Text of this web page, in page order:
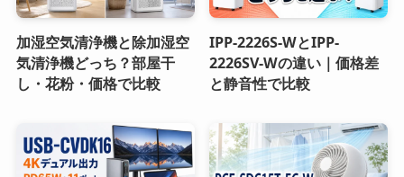
加湿空気清浄機と除加湿空
気清浄機どっち？部屋干
し・花粉・価格で比較
IPP-2226S-WとIPP-
2226SV-Wの違い｜価格差
と静音性で比較